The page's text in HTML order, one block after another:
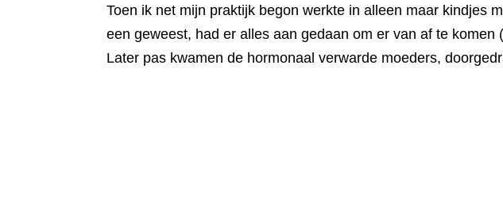
Toen ik net mijn praktijk begon werkte in alleen maar kindjes
een geweest, had er alles aan gedaan om er van af te komen
Later pas kwamen de hormonaal verwarde moeders,